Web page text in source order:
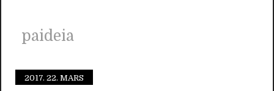
paideia
2017. 22. MARS